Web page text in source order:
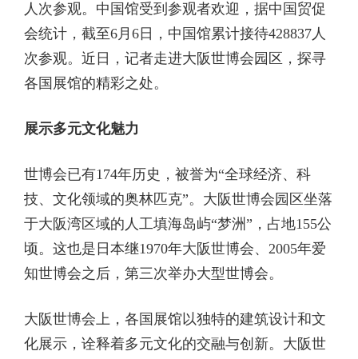
人次参观。中国馆受到参观者欢迎，据中国贸促
会统计，截至6月6日，中国馆累计接待428837人
次参观。近日，记者走进大阪世博会园区，探寻
各国展馆的精彩之处。
展示多元文化魅力
世博会已有174年历史，被誉为“全球经济、科
技、文化领域的奥林匹克”。大阪世博会园区坐落
于大阪湾区域的人工填海岛屿“梦洲”，占地155公
顷。这也是日本继1970年大阪世博会、2005年爱
知世博会之后，第三次举办大型世博会。
大阪世博会上，各国展馆以独特的建筑设计和文
化展示，诠释着多元文化的交融与创新。大阪世